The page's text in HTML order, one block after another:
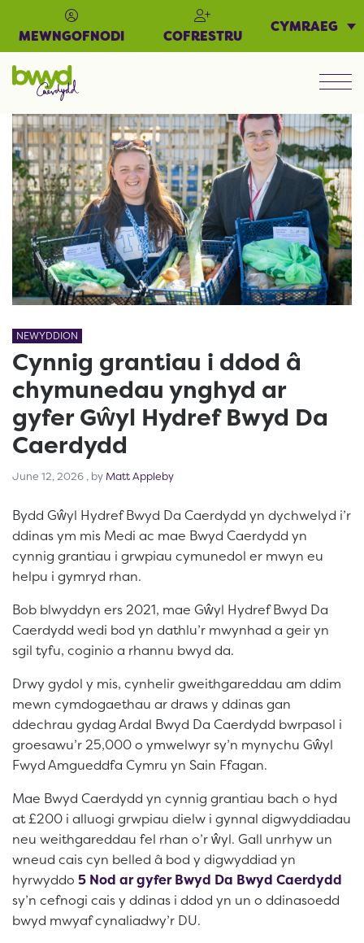
MEWNGOFNODI COFRESTRU
CYMRAEG
NEWYDDION
Cynnig grantiau i ddod â
chymunedau ynghyd ar
gyfer Gŵyl Hydref Bwyd Da
Caerdydd
June 12, 2026 June 12, 2026
, by Matt Appleby
Bydd Gŵyl Hydref Bwyd Da Caerdydd yn dychwelyd i’r
ddinas ym mis Medi ac mae Bwyd Caerdydd yn
cynnig grantiau i grwpiau cymunedol er mwyn eu
helpu i gymryd rhan.
Bob blwyddyn ers 2021, mae Gŵyl Hydref Bwyd Da
Caerdydd wedi bod yn dathlu’r mwynhad a geir yn
sgil tyfu, coginio a rhannu bwyd da.
Drwy gydol y mis, cynhelir gweithgareddau am ddim
mewn cymdogaethau ar draws y ddinas gan
ddechrau gydag Ardal Bwyd Da Caerdydd bwrpasol i
groesawu’r 25,000 o ymwelwyr sy’n mynychu Gŵyl
Fwyd Amgueddfa Cymru yn Sain Ffagan.
Mae Bwyd Caerdydd yn cynnig grantiau bach o hyd
at £200 i alluogi grwpiau dielw i gynnal digwyddiadau
neu weithgareddau fel rhan o’r ŵyl. Gall unrhyw un
wneud cais cyn belled â bod y digwyddiad yn
hyrwyddo 5 Nod ar gyfer Bwyd Da Bwyd Caerdydd
sy’n cefnogi cais y ddinas i ddod yn un o ddinasoedd
bwyd mwyaf cynaliadwy’r DU.